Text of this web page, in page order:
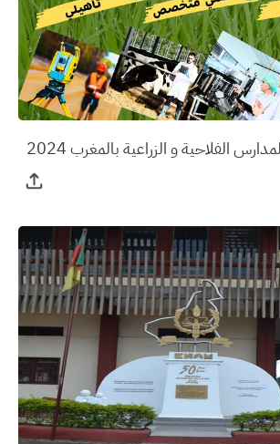
الفلاحية و الزراعية بالمغرب 2024